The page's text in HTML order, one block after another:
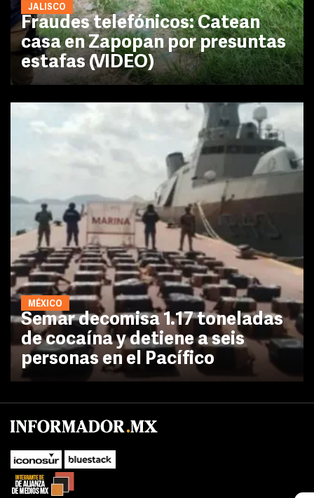
JALISCO
Fraudes telefónicos: Catean
casa en Zapopan por presuntas
estafas (VIDEO)
MÉXICO
Semar decomisa 1.17 toneladas
de cocaína y detiene a seis
personas en el Pacífico